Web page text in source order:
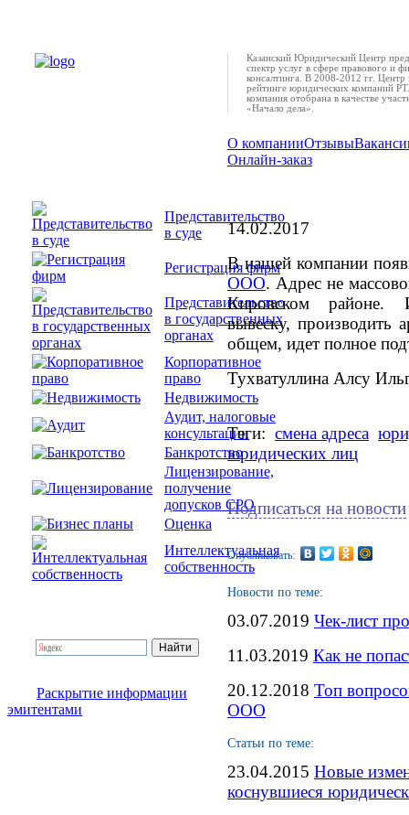
Представительство
в суде
Регистрация фирм
Представительство
в государственных
органах
Корпоративное
право
Недвижимость
Аудит, налоговые
консультации
Банкротство
Лицензирование,
получение
допусков СРО
Оценка
Интеллектуальная
собственность
Раскрытие информации
эмитентами
Казанский Юридический Центр
спектр услуг в сфере правового и
консалтинга. В 2008-2012 гг. Центр
рейтинге юридических компаний
компания отобрана в качестве
«Начало дела».
О компанииОтзывы
Онлайн-заказ
14.02.2017
В нашей компании
ООО. Адрес не
Кировском районе.
вывеску, производить
общем, идет полное
Тухватуллина Алсу
Теги: смена адреса
юридических лиц
Подписаться на новости
Опубликовать:
Новости по теме:
03.07.2019 Чек-лист
11.03.2019 Как не
20.12.2018 Топ
ООО
Статьи по теме:
23.04.2015 Новые
коснувшиеся